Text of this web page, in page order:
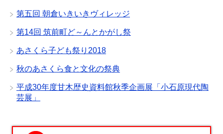
第五回 朝倉いきいきヴィレッジ
第14回 筑前町ど～んとかがし祭
あさくら子ども祭り2018
秋のあさくら食と文化の祭典
平成30年度甘木歴史資料館秋季企画展「小石原現代陶
芸展」